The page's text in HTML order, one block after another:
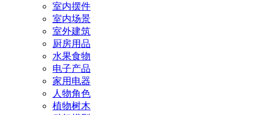
室内摆件
室内场景
室外建筑
厨房用品
水果食物
电子产品
家用电器
人物角色
植物树木